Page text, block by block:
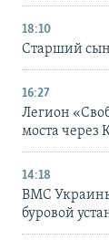
18:10
Старший сын
16:27
Легион
моста через
14:18
ВМС
буровой